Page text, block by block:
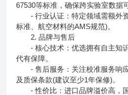
67530等标准，确保跨实验室数据
- 行业认证：特定领域需额外
标准、航空材料的AMS规范)。
2. 品牌与售后
- 核心技术：优选拥有自主知
代有保障。
- 售后服务：关注校准服务响
及质保条款(建议至少1年保修)。
- 性价比：进口品牌溢价高，